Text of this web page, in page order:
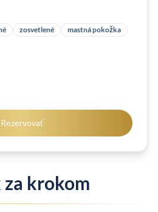
zosvetlené
mastná pokožka
Rezervovať
krokom